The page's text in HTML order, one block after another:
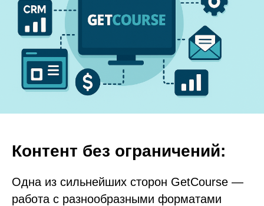
Контент без ограничений:
Одна из сильнейших сторон GetCourse —
работа с разнообразными форматами